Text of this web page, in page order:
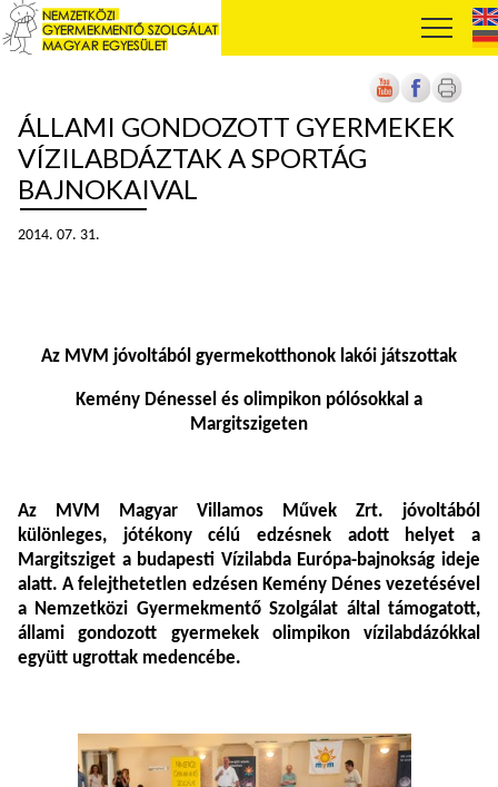
ÁLLAMI GONDOZOTT GYERMEKEK
VÍZILABDÁZTAK A SPORTÁG
BAJNOKAIVAL
2014. 07. 31.
Az MVM jóvoltából gyermekotthonok lakói játszottak
Kemény Dénessel és olimpikon pólósokkal a
Margitszigeten
Az MVM Magyar Villamos Művek Zrt. jóvoltából
különleges, jótékony célú edzésnek adott helyet a
Margitsziget a budapesti Vízilabda Európa-bajnokság ideje
alatt. A felejthetetlen edzésen Kemény Dénes vezetésével
a Nemzetközi Gyermekmentő Szolgálat által támogatott,
állami gondozott gyermekek olimpikon vízilabdázókkal
együtt ugrottak medencébe.